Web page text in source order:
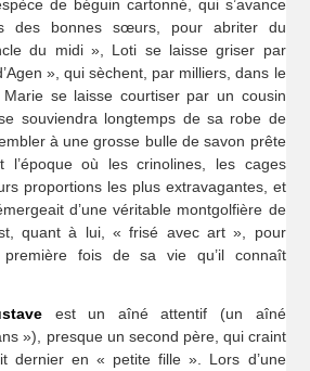
de béguin cartonné, qui s’avance
des bonnes sœurs, pour abriter du
du midi », Loti se laisse griser par
», qui sèchent, par milliers, dans le
se laisse courtiser par un cousin
souviendra longtemps de sa robe de
à une grosse bulle de savon prête
l’époque où les crinolines, les cages
proportions les plus extravagantes, et
d’une véritable montgolfière de
quant à lui, « frisé avec art », pour
première fois de sa vie qu’il connaît
est un aîné attentif (un aîné
»), presque un second père, qui craint
dernier en « petite fille ». Lors d’une